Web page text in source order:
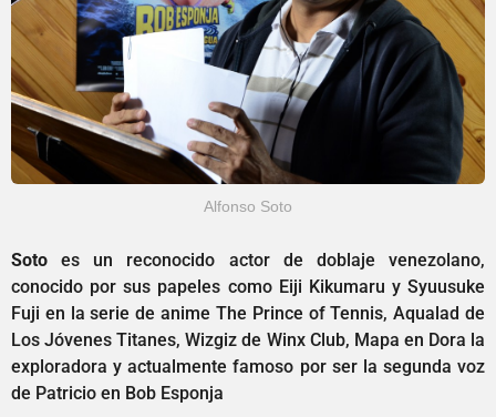
Alfonso Soto
Soto es un reconocido actor de doblaje venezolano,
conocido por sus papeles como Eiji Kikumaru y Syuusuke
Fuji en la serie de anime The Prince of Tennis, Aqualad de
Los Jóvenes Titanes, Wizgiz de Winx Club, Mapa en Dora la
exploradora y actualmente famoso por ser la segunda voz
de Patricio en Bob Esponja